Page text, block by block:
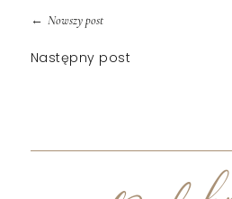
← Nowszy post
Następny post